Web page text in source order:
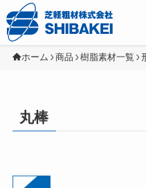
ホーム 商品 樹脂素材一覧
丸棒